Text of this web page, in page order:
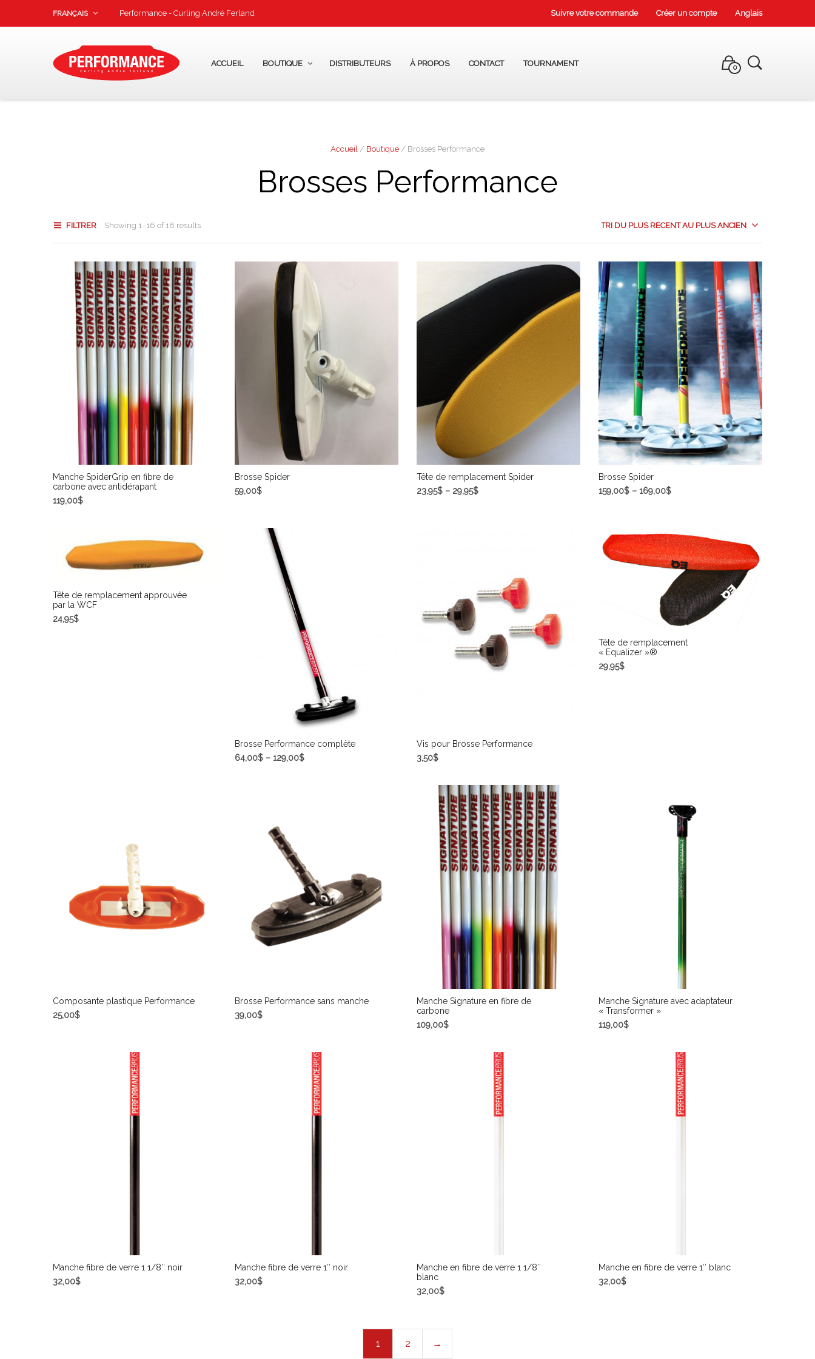
FRANÇAIS Performance - Curling André Ferland Suivre votre commande Créer un compte Anglais
ACCUEIL BOUTIQUE DISTRIBUTEURS À PROPOS CONTACT TOURNAMENT 0
Accueil / Boutique / Brosses Performance
Brosses Performance
FILTRER Showing 1–16 of 18 results TRI DU PLUS RÉCENT AU PLUS ANCIEN
Manche SpiderGrip en fibre de
carbone avec antidérapant
119,00$
Brosse Spider
59,00$
Tête de remplacement Spider
23,95$ – 29,95$
Brosse Spider
159,00$ – 169,00$
Tête de remplacement approuvée
par la WCF
24,95$
Brosse Performance complète
64,00$ – 129,00$
Vis pour Brosse Performance
3,50$
Tête de remplacement
« Equalizer »®
29,95$
Composante plastique Performance
25,00$
Brosse Performance sans manche
39,00$
Manche Signature en fibre de
carbone
109,00$
Manche Signature avec adaptateur
« Transformer »
119,00$
Manche fibre de verre 1 1/8″ noir
32,00$
Manche fibre de verre 1″ noir
32,00$
Manche en fibre de verre 1 1/8″
blanc
32,00$
Manche en fibre de verre 1″ blanc
32,00$
1 2 →